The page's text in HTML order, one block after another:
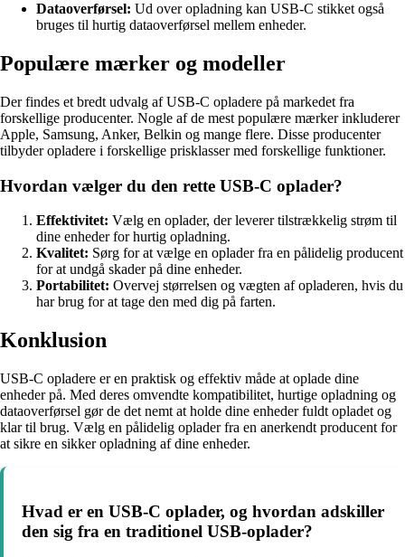
Dataoverførsel: Ud over opladning kan USB-C stikket også
bruges til hurtig dataoverførsel mellem enheder.
Populære mærker og modeller
Der findes et bredt udvalg af USB-C opladere på markedet fra
forskellige producenter. Nogle af de mest populære mærker inkluderer
Apple, Samsung, Anker, Belkin og mange flere. Disse producenter
tilbyder opladere i forskellige prisklasser med forskellige funktioner.
Hvordan vælger du den rette USB-C oplader?
Effektivitet: Vælg en oplader, der leverer tilstrækkelig strøm til
dine enheder for hurtig opladning.
Kvalitet: Sørg for at vælge en oplader fra en pålidelig producent
for at undgå skader på dine enheder.
Portabilitet: Overvej størrelsen og vægten af opladeren, hvis du
har brug for at tage den med dig på farten.
Konklusion
USB-C opladere er en praktisk og effektiv måde at oplade dine
enheder på. Med deres omvendte kompatibilitet, hurtige opladning og
dataoverførsel gør de det nemt at holde dine enheder fuldt opladet og
klar til brug. Vælg en pålidelig oplader fra en anerkendt producent for
at sikre en sikker opladning af dine enheder.
Hvad er en USB-C oplader, og hvordan adskiller
den sig fra en traditionel USB-oplader?